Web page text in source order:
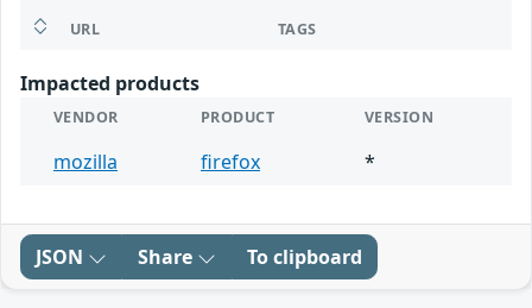
URL TAGS
Impacted products
VENDOR PRODUCT VERSION
mozilla firefox *
JSON Share To clipboard